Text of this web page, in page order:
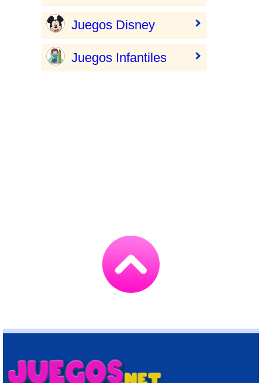
Juegos Disney
Juegos Infantiles